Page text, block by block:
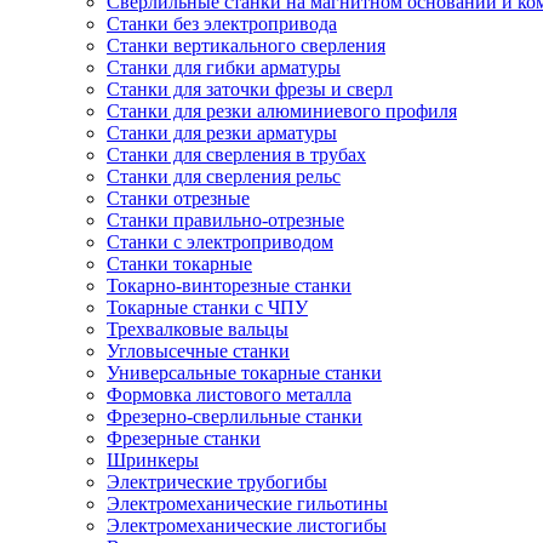
Станки без электропривода
Станки вертикального сверления
Станки для гибки арматуры
Станки для заточки фрезы и сверл
Станки для резки алюминиевого профиля
Станки для резки арматуры
Станки для сверления в трубах
Станки для сверления рельс
Станки отрезные
Станки правильно-отрезные
Станки с электроприводом
Станки токарные
Токарно-винторезные станки
Токарные станки с ЧПУ
Трехвалковые вальцы
Угловысечные станки
Универсальные токарные станки
Формовка листового металла
Фрезерно-сверлильные станки
Фрезерные станки
Шринкеры
Электрические трубогибы
Электромеханические гильотины
Электромеханические листогибы